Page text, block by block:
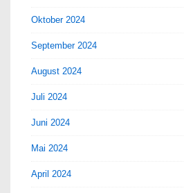
Oktober 2024
September 2024
August 2024
Juli 2024
Juni 2024
Mai 2024
April 2024